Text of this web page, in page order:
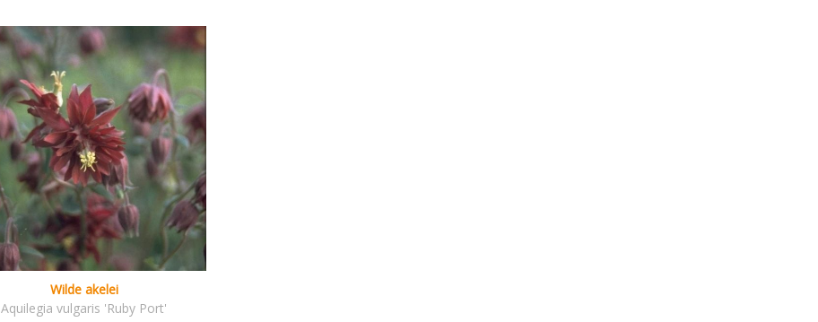
Wilde akelei
Aquilegia vulgaris 'Ruby Port'